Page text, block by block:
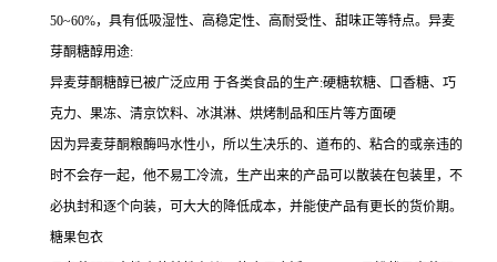
50~60%，具有低吸湿性、高稳定性、高耐受性、甜味正等特点。异麦
芽酮糖醇用途:
异麦芽酮糖醇已被广泛应用 于各类食品的生产:硬糖软糖、口香糖、巧
克力、果冻、清京饮料、冰淇淋、烘烤制品和压片等方面硬
因为异麦芽酮粮酶吗水性小，所以生决乐的、道布的、粘合的或亲违的
时不会存一起，他不易工冷流，生产出来的产品可以散装在包装里，不
必执封和逐个向装，可大大的降低成本，并能使产品有更长的货价期。
糖果包衣